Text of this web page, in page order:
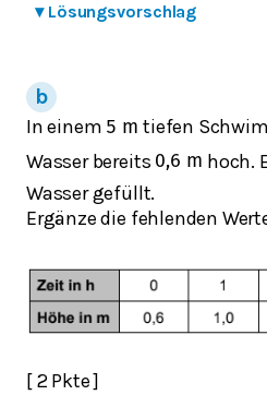
▾ Lösungsvorschlag
In einem 5 m tiefen
Wasser bereits 0,6 m hoch.
Wasser gefüllt.
Ergänze die fehlenden
[ 2 Pkte ]